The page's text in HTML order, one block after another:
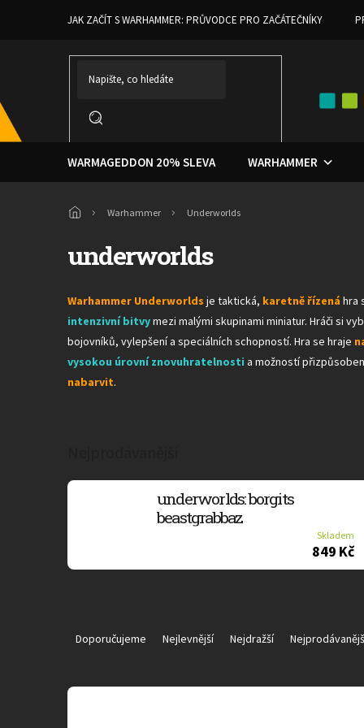
JAK ZAČÍT S WARHAMMER: PRŮVODCE PRO ZAČÁTEČNÍKY
WARMAGEDDON 20% SLEVA WARHAMMER
Warhammer Underworlds
underworlds
Warhammer Underworlds je taktická, karetně řízená hra
intenzivní bitvymezi malými skupinami miniatur. Hráči si
bojovníků, vylepšení a speciálních schopností. Hra se hraje
vysokou úrovní znovuhratelnosti a možností
nabarvit.
underworlds: borgits
beastgrabbaz
Skladem
849 Kč
n
Doporučujeme Nejlevnější Nejdražší
V